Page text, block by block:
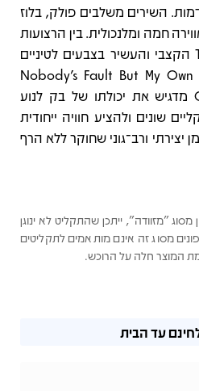
השירים משלבים פולק, בלוז
חמה ומלנכולית. בין הרצועות
ניתן למצוא את Tropicalia הקצבי והעשיר בצבעים לטיניים
לצד קטעים מופנמים כמו Nobody’s Fault But My Own
ו־Cold Brains. Mutations מדגיש את יכולתו של בק לנוע
שונים ולהציע חוויה ייחודית
ורב־גוני שחוקר ללא הרף
"מזוודה", ייתכן שהתקליט לא ינוגן
מסוג זה אינם מותאמים לתקליטים
המוצר חלה על הרוכש.
עד הבית